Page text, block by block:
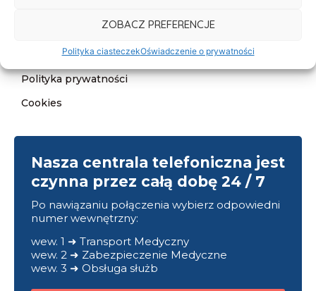
ZOBACZ PREFERENCJE
Polityka ciasteczekOświadczenie o prywatności
Deklaracja dostępności
Klauzula informacyjna
Polityka prywatności
Cookies
Nasza centrala telefoniczna jest
czynna przez całą dobę 24 / 7
Po nawiązaniu połączenia wybierz odpowiedni
numer wewnętrzny:
wew. 1 ➜ Transport Medyczny
wew. 2 ➜ Zabezpieczenie Medyczne
wew. 3 ➜ Obsługa służb